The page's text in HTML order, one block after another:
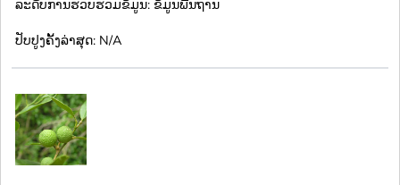
ລະດັບການຮວບຮວມຂໍ້ມູນ: ຂໍ້ມູນພື້ນຖານ
ປັບປູງຄັ້ງລ່າສຸດ: N/A